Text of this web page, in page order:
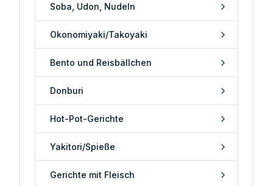
Soba, Udon, Nudeln
Okonomiyaki/Takoyaki
Bento und Reisbällchen
Donburi
Hot-Pot-Gerichte
Yakitori/Spieße
Gerichte mit Fleisch